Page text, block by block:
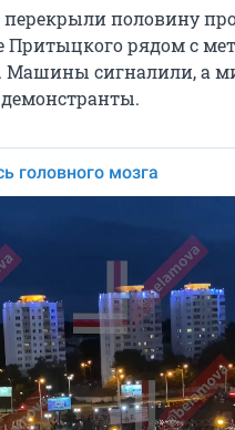
половину
Притыцкого рядом с
Машины сигналили, а